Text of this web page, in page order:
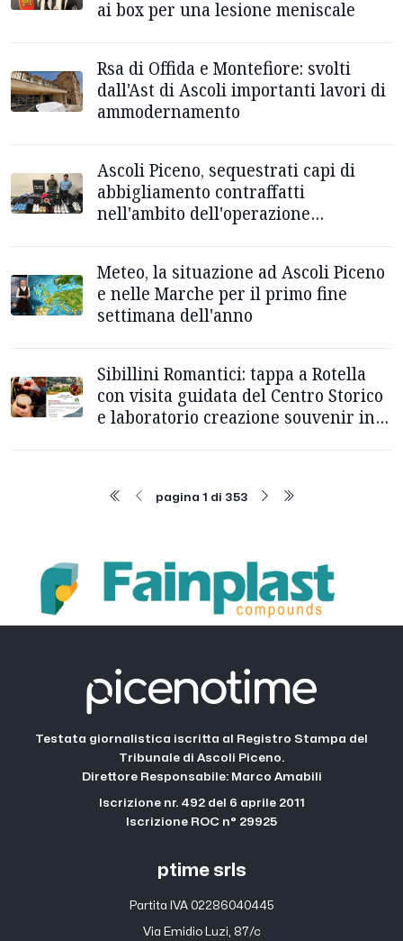
ai box per una lesione meniscale
Rsa di Offida e Montefiore: svolti
dall'Ast di Ascoli importanti lavori di
ammodernamento
Ascoli Piceno, sequestrati capi di
abbigliamento contraffatti
nell'ambito dell'operazione
Meteo, la situazione ad Ascoli Piceno
e nelle Marche per il primo fine
settimana dell'anno
Sibillini Romantici: tappa a Rotella
con visita guidata del Centro Storico
e laboratorio creazione souvenir in
pagina 1 di 353
Testata giornalistica iscritta al Registro Stampa del
Tribunale di Ascoli Piceno.
Direttore Responsabile: Marco Amabili
Iscrizione nr. 492 del 6 aprile 2011
Iscrizione ROC n° 29925
ptime srls
Partita IVA 02286040445
Via Emidio Luzi, 87/c